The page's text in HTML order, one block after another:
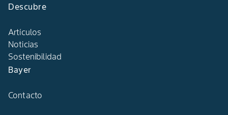
Descubre
Artículos
Noticias
Sostenibilidad
Bayer
Contacto